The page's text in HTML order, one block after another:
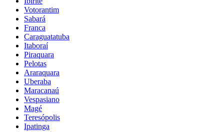
Votorantim
Sabará
Franca
Caraguatatuba
Itaboraí
Piraquara
Pelotas
Araraquara
Uberaba
Maracanaú
Vespasiano
Magé
Teresópolis
Ipatinga